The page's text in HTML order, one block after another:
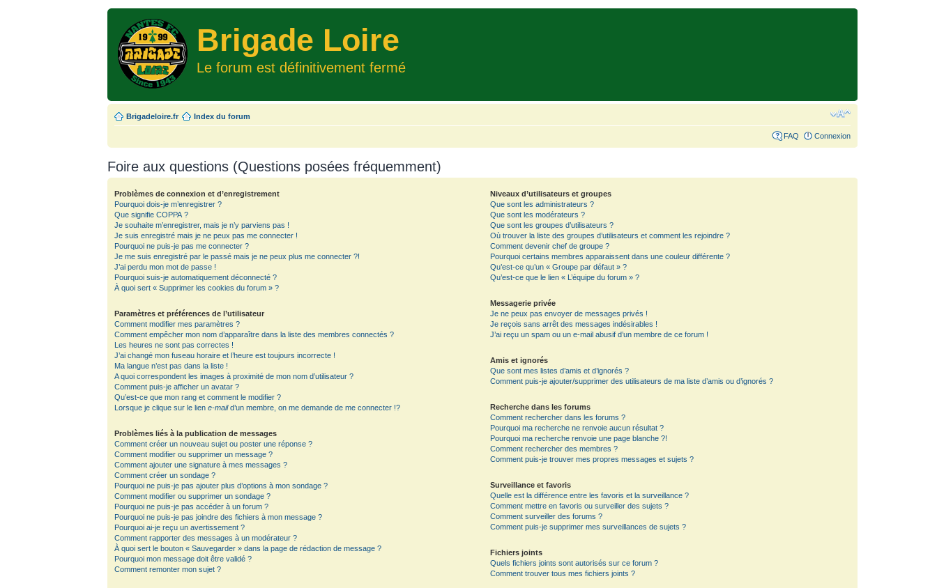
Brigade Loire
Le forum est définitivement fermé
Brigadeloire.fr Index du forum
FAQ Connexion
Foire aux questions (Questions posées fréquemment)
Problèmes de connexion et d’enregistrement
Pourquoi dois-je m’enregistrer ?
Que signifie COPPA ?
Je souhaite m’enregistrer, mais je n’y parviens pas !
Je suis enregistré mais je ne peux pas me connecter !
Pourquoi ne puis-je pas me connecter ?
Je me suis enregistré par le passé mais je ne peux plus me connecter ?!
J’ai perdu mon mot de passe !
Pourquoi suis-je automatiquement déconnecté ?
À quoi sert « Supprimer les cookies du forum » ?
Paramètres et préférences de l’utilisateur
Comment modifier mes paramètres ?
Comment empêcher mon nom d’apparaître dans la liste des membres connectés ?
Les heures ne sont pas correctes !
J’ai changé mon fuseau horaire et l’heure est toujours incorrecte !
Ma langue n’est pas dans la liste !
A quoi correspondent les images à proximité de mon nom d’utilisateur ?
Comment puis-je afficher un avatar ?
Qu’est-ce que mon rang et comment le modifier ?
Lorsque je clique sur le liene-maild’un membre, on me demande de me connecter !?
Problèmes liés à la publication de messages
Comment créer un nouveau sujet ou poster une réponse ?
Comment modifier ou supprimer un message ?
Comment ajouter une signature à mes messages ?
Comment créer un sondage ?
Pourquoi ne puis-je pas ajouter plus d’options à mon sondage ?
Comment modifier ou supprimer un sondage ?
Pourquoi ne puis-je pas accéder à un forum ?
Pourquoi ne puis-je pas joindre des fichiers à mon message ?
Pourquoi ai-je reçu un avertissement ?
Comment rapporter des messages à un modérateur ?
À quoi sert le bouton « Sauvegarder » dans la page de rédaction de message ?
Pourquoi mon message doit être validé ?
Comment remonter mon sujet ?
Niveaux d’utilisateurs et groupes
Que sont les administrateurs ?
Que sont les modérateurs ?
Que sont les groupes d’utilisateurs ?
Où trouver la liste des groupes d’utilisateurs et comment les rejoindre ?
Comment devenir chef de groupe ?
Pourquoi certains membres apparaissent dans une couleur différente ?
Qu’est-ce qu’un « Groupe par défaut » ?
Qu’est-ce que le lien « L’équipe du forum » ?
Messagerie privée
Je ne peux pas envoyer de messages privés !
Je reçois sans arrêt des messages indésirables !
J’ai reçu un spam ou un e-mail abusif d’un membre de ce forum !
Amis et ignorés
Que sont mes listes d’amis et d’ignorés ?
Comment puis-je ajouter/supprimer des utilisateurs de ma liste d’amis ou d’ignorés ?
Recherche dans les forums
Comment rechercher dans les forums ?
Pourquoi ma recherche ne renvoie aucun résultat ?
Pourquoi ma recherche renvoie une page blanche ?!
Comment rechercher des membres ?
Comment puis-je trouver mes propres messages et sujets ?
Surveillance et favoris
Quelle est la différence entre les favoris et la surveillance ?
Comment mettre en favoris ou surveiller des sujets ?
Comment surveiller des forums ?
Comment puis-je supprimer mes surveillances de sujets ?
Fichiers joints
Quels fichiers joints sont autorisés sur ce forum ?
Comment trouver tous mes fichiers joints ?